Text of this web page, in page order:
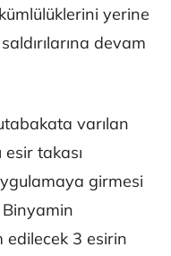
yerine
devam
varılan
esir takası
girmesi
edilecek 3 esirin